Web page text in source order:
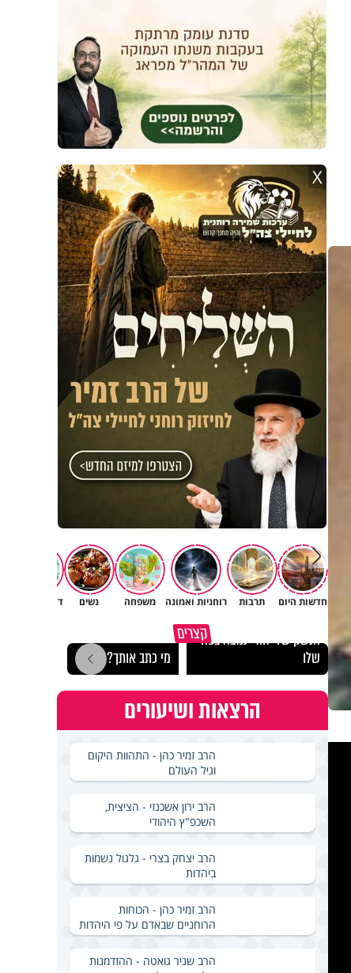
X
חדשות היום תרבות רוחניות ואמונה משפחה נשים דעות וטורים
קצריםהנשק של יהודי נמצא בפה
שלו
מי כתב אותך?
הרצאות ושיעורים
הרב זמיר כהן - התהוות היקום
וגיל העולם
הרב ירון אשכנזי - הציצית,
השכפ"ץ היהודי
הרב יצחק בצרי - גלגול נשמות
ביהדות
הרב זמיר כהן - הכוחות
הרוחניים שבאדם על פי היהדות
הרב שניר גואטה - ההזדמנות